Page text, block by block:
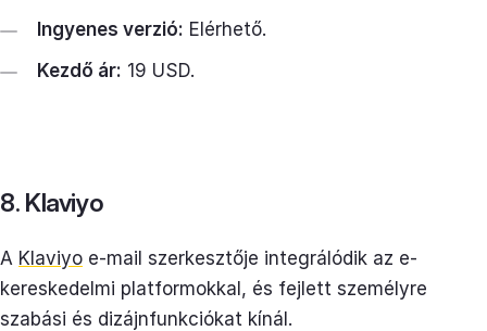
Ingyenes verzió: Elérhető.
Kezdő ár: 19 USD.
8. Klaviyo
A Klaviyo e-mail szerkesztője integrálódik az e-
kereskedelmi platformokkal, és fejlett személyre
szabási és dizájnfunkciókat kínál.